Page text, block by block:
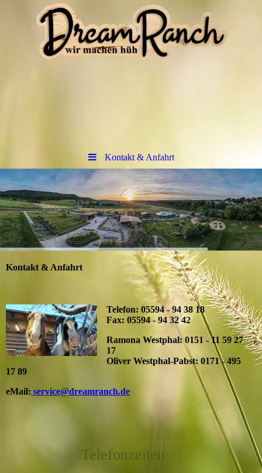
Kontakt & Anfahrt
Kontakt & Anfahrt
Telefon: 05594 - 94 38 18
Fax: 05594 - 94 32 42
Ramona Westphal: 0151 - 11 59 27
17
Oliver Westphal-Pabst: 0171 - 495
17 89
eMail: service@dreamranch.de
Telefonzeiten